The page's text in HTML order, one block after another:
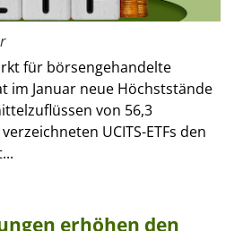
für börsengehandelte
im Januar neue Höchststände
von 56,3
UCITS-ETFs den
erhöhen den